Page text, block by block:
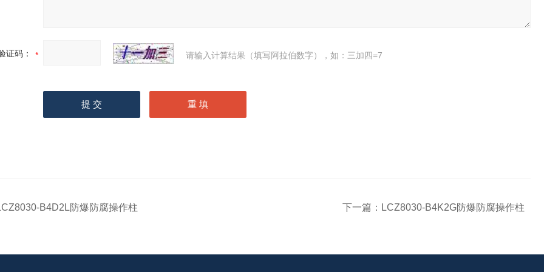
证码： 请输入计算结果（填写阿拉伯数字），如：三加四=7
B4D2L防爆防腐操作柱 下一篇： LCZ8030-B4K2G防爆防腐操作柱